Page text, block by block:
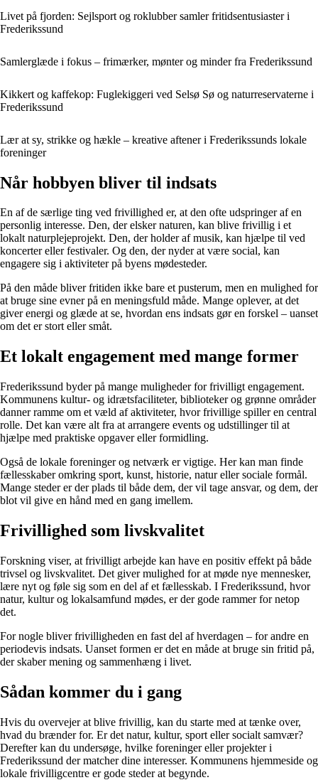
Livet på fjorden: Sejlsport og roklubber samler fritidsentusiaster i
Frederikssund
Samlerglæde i fokus – frimærker, mønter og minder fra Frederikssund
Kikkert og kaffekop: Fuglekiggeri ved Selsø Sø og naturreservaterne i
Frederikssund
Lær at sy, strikke og hækle – kreative aftener i Frederikssunds lokale
foreninger
Når hobbyen bliver til indsats
En af de særlige ting ved frivillighed er, at den ofte udspringer af en
personlig interesse. Den, der elsker naturen, kan blive frivillig i et
lokalt naturplejeprojekt. Den, der holder af musik, kan hjælpe til ved
koncerter eller festivaler. Og den, der nyder at være social, kan
engagere sig i aktiviteter på byens mødesteder.
På den måde bliver fritiden ikke bare et pusterum, men en mulighed for
at bruge sine evner på en meningsfuld måde. Mange oplever, at det
giver energi og glæde at se, hvordan ens indsats gør en forskel – uanset
om det er stort eller småt.
Et lokalt engagement med mange former
Frederikssund byder på mange muligheder for frivilligt engagement.
Kommunens kultur- og idrætsfaciliteter, biblioteker og grønne områder
danner ramme om et væld af aktiviteter, hvor frivillige spiller en central
rolle. Det kan være alt fra at arrangere events og udstillinger til at
hjælpe med praktiske opgaver eller formidling.
Også de lokale foreninger og netværk er vigtige. Her kan man finde
fællesskaber omkring sport, kunst, historie, natur eller sociale formål.
Mange steder er der plads til både dem, der vil tage ansvar, og dem, der
blot vil give en hånd med en gang imellem.
Frivillighed som livskvalitet
Forskning viser, at frivilligt arbejde kan have en positiv effekt på både
trivsel og livskvalitet. Det giver mulighed for at møde nye mennesker,
lære nyt og føle sig som en del af et fællesskab. I Frederikssund, hvor
natur, kultur og lokalsamfund mødes, er der gode rammer for netop
det.
For nogle bliver frivilligheden en fast del af hverdagen – for andre en
periodevis indsats. Uanset formen er det en måde at bruge sin fritid på,
der skaber mening og sammenhæng i livet.
Sådan kommer du i gang
Hvis du overvejer at blive frivillig, kan du starte med at tænke over,
hvad du brænder for. Er det natur, kultur, sport eller socialt samvær?
Derefter kan du undersøge, hvilke foreninger eller projekter i
Frederikssund der matcher dine interesser. Kommunens hjemmeside og
lokale frivilligcentre er gode steder at begynde.